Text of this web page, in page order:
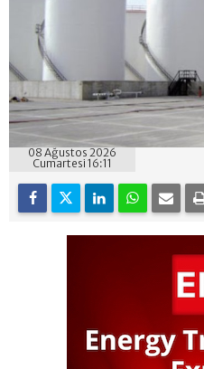
08 Ağustos 2026
Cumartesi 16:11